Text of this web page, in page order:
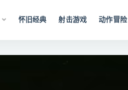
怀旧经典 射击游戏 动作冒险